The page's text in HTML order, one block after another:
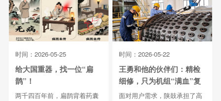
时间：2026-05-25
给大国重器，找一位“扁
鹊”！
两千四百年前，扁鹊背着药囊
时间：2026-05-22
王勇和他的伙伴们：精检
细修，只为机组“满血”复
产
面对用户需求，陕鼓承担了高